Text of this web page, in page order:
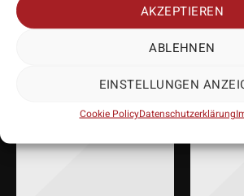
AKZEPTIEREN
ABLEHNEN
EINSTELLUNGEN
Cookie PolicyDatenschutzerklärung